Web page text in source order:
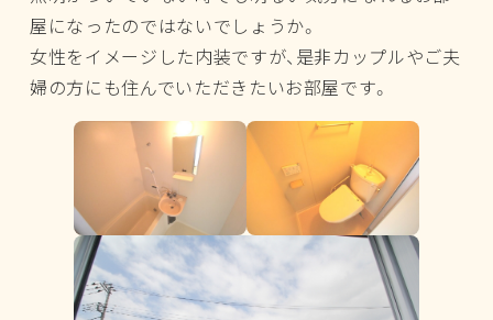
屋になったのではないでしょうか。
女性をイメージした内装ですが、是非カップルやご夫
婦の方にも住んでいただきたいお部屋です。